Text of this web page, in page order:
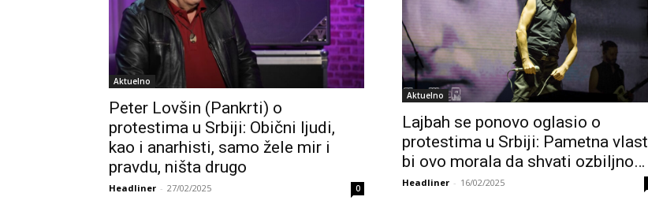
Aktuelno
Peter Lovšin (Pankrti) o
protestima u Srbiji: Obični ljudi,
kao i anarhisti, samo žele mir i
pravdu, ništa drugo
Headliner - 27/02/2025 0
Aktuelno
Lajbah se ponovo oglasio o
protestima u Srbiji: Pametna vlast
bi ovo morala da shvati ozbiljno…
Headliner - 16/02/2025